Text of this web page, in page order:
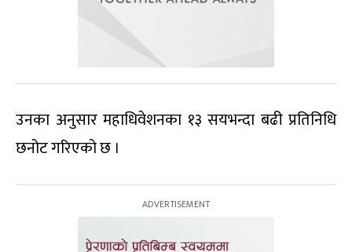
उनका अनुसार महाधिवेशनका १३ सयभन्दा बढी प्रतिनिधि
छनोट गरिएको छ ।